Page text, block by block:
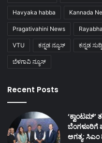
Havyaka habba Kannada
Pragativahini News
VTU ಕನ್ನಡ ನ್ಯೂಸ್ ಕನ್ನಡ ಸುದ್ದಿ
ಬೆಳಗಾವಿ ನ್ಯೂಸ್
Recent Posts
‘ಕ್ವಾಂಟಮ್’
ಬೆಂಗಳೂರಿಗೆ
ಅಗತ್ಯ: